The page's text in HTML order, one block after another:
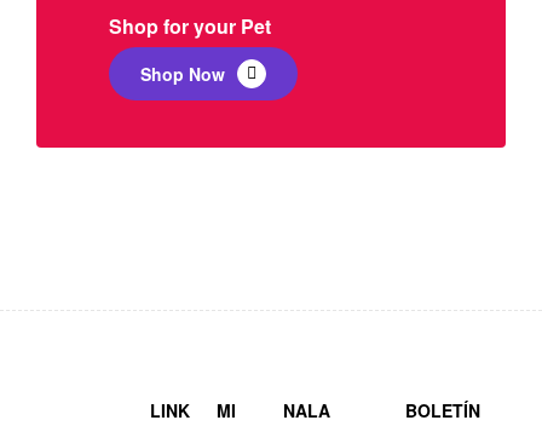
Shop for your Pet
Shop Now
LINK
MI
NALA
BOLETÍN